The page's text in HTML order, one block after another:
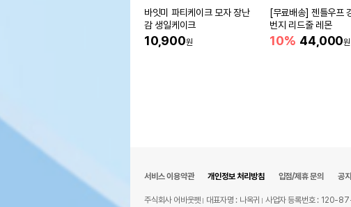
바잇미 파티케이크 모자 장난
감 생일케이크
10,900원
[무료배송] 젠틀우프
번지 리드줄 레몬
10% 44,000원
서비스 이용약관 개인정보 처리방침 입점/제휴 문의 공
주식회사 어바웃펫 대표자명 : 나옥귀 사업자 등록번호 : 120-